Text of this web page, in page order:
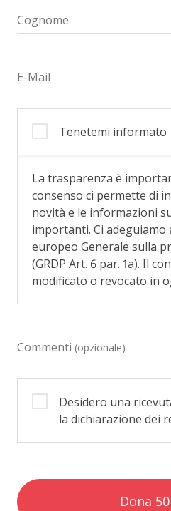
Cognome
E-Mail
Tenetemi informato
La trasparenza è
consenso ci permette di
novità e le informazioni
importanti. Ci adeguiamo
europeo Generale sulla
(GRDP Art. 6 par. 1a). Il
modificato o revocato in
Commenti (opzionale)
Desidero una
la dichiarazione dei
Dona